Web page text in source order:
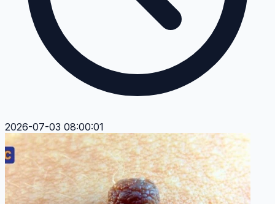
2026-07-03 08:00:01